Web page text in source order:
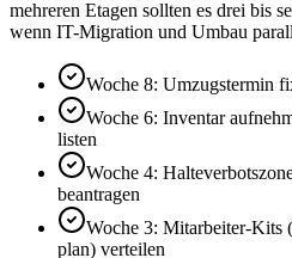
mehreren Etagen sollten es drei bis
wenn IT-Migration und Umbau
Woche 8: Umzugstermin
Woche 6: Inventar
listen
Woche 4:
beantragen
Woche 3: Mitarbeiter-
plan) verteilen